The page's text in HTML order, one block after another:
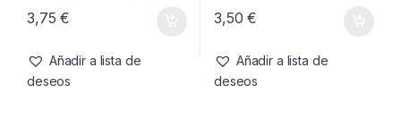
3,75€
Añadir a lista de
deseos
3,50€
Añadir a lista de
deseos